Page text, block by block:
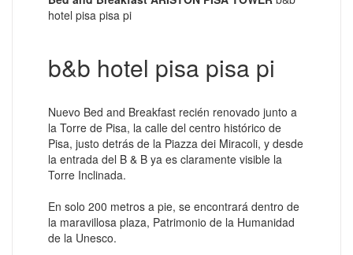
hotel pisa pisa pi
b&b hotel pisa pisa pi
Nuevo Bed and Breakfast recién renovado junto a
la Torre de Pisa, la calle del centro histórico de
Pisa, justo detrás de la Piazza dei Miracoli, y desde
la entrada del B & B ya es claramente visible la
Torre Inclinada.
En solo 200 metros a pie, se encontrará dentro de
la maravillosa plaza, Patrimonio de la Humanidad
de la Unesco.